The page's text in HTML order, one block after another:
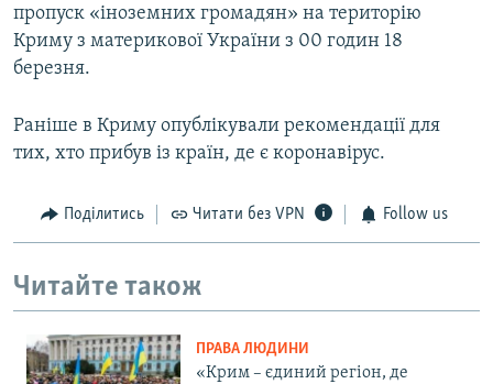
пропуск «іноземних громадян» на територію
Криму з материкової України з 00 годин 18
березня.
Раніше в Криму опублікували рекомендації для
тих, хто прибув із країн, де є коронавірус.
Поділитись Читати без VPN Follow us
Читайте також
ПРАВА ЛЮДИНИ
«Крим – єдиний регіон, де